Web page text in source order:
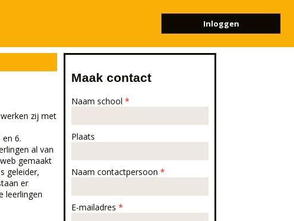
Inloggen
zij met
6.
al van
gemaakt
geleider,
er
leerlingen
Maak contact
Naam school *
Plaats
Naam contactpersoon *
E-mailadres *